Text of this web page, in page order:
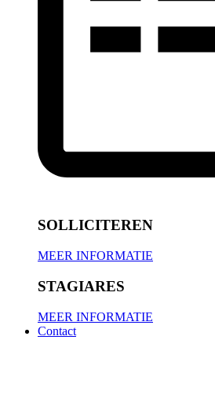
SOLLICITEREN
MEER INFORMATIE
STAGIARES
MEER INFORMATIE
Contact